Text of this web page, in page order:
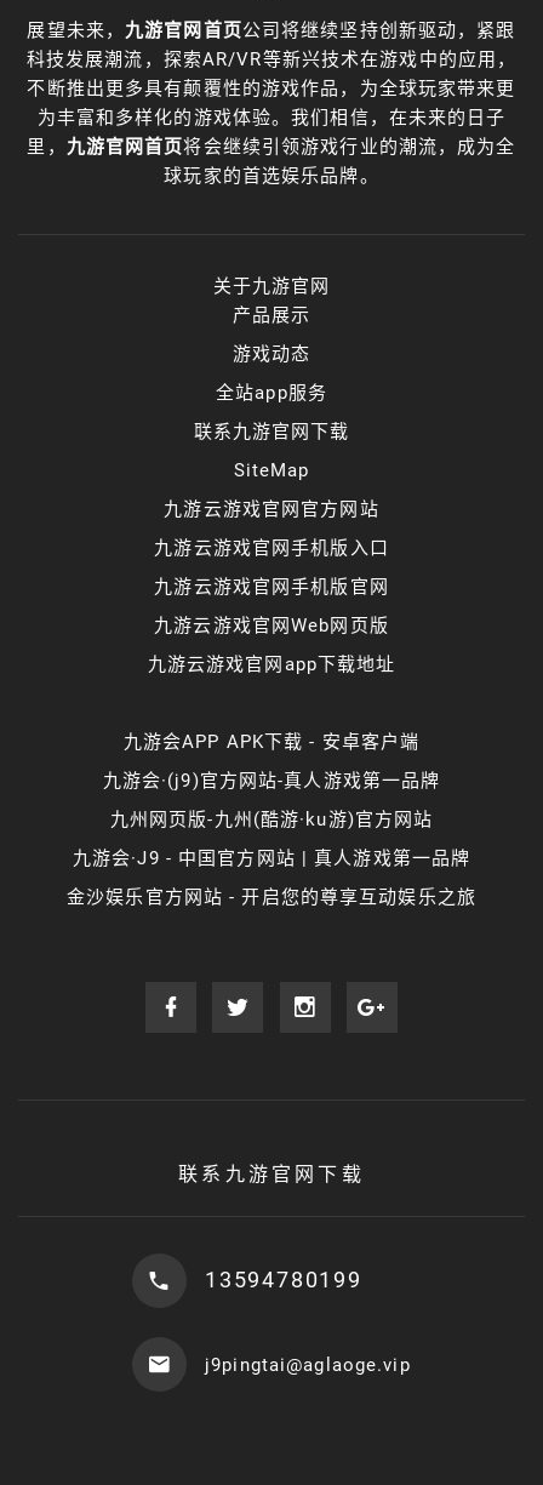
展望未来， 九游官网首页公司将继续坚持创新驱动，紧跟
科技发展潮流，探索AR/VR等新兴技术在游戏中的应用，
不断推出更多具有颠覆性的游戏作品，为全球玩家带来更
为丰富和多样化的游戏体验。我们相信，在未来的日子
里， 九游官网首页将会继续引领游戏行业的潮流，成为全
球玩家的首选娱乐品牌。
关于九游官网
产品展示
游戏动态
全站app服务
联系九游官网下载
SiteMap
九游云游戏官网官方网站
九游云游戏官网手机版入口
九游云游戏官网手机版官网
九游云游戏官网Web网页版
九游云游戏官网app下载地址
九游会APP APK下载 - 安卓客户端
九游会·(j9)官方网站-真人游戏第一品牌
九州网页版-九州(酷游·ku游)官方网站
九游会·J9 - 中国官方网站 | 真人游戏第一品牌
金沙娱乐官方网站 - 开启您的尊享互动娱乐之旅
联系九游官网下载
13594780199
j9pingtai@aglaoge.vip